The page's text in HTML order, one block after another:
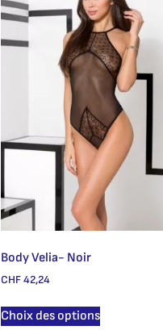
Body Velia- Noir
CHF42,24
Choix des options